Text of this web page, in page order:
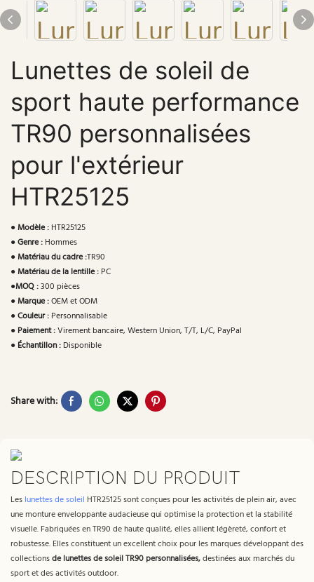
Lunettes de soleil de
sport haute performance
TR90 personnalisées
pour l'extérieur
HTR25125
●Modèle : HTR25125
●Genre : Hommes
●Matériau du cadre :TR90
●Matériau de la lentille : PC
●MOQ :300 pièces
●Marque :OEM et ODM
●Couleur : Personnalisable
● Paiement :Virement bancaire, Western Union, T/T, L/C, PayPal
● Échantillon : Disponible
Share with:
DESCRIPTION DU PRODUIT
Les lunettes de soleil HTR25125 sont conçues pour les activités de plein air, avec
une monture enveloppante audacieuse qui optimise la protection et la stabilité
visuelle. Fabriquées en TR90 de haute qualité, elles allient légèreté, confort et
robustesse. Elles constituent un excellent choix pour les marques développant des
collectionsde lunettes de soleil TR90 personnalisées,destinées aux marchés du
sport et des activités outdoor.